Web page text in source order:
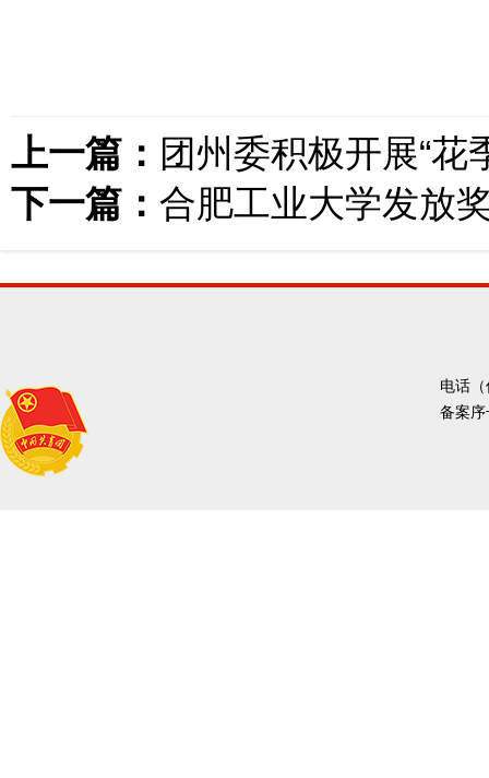
上一篇： 团州委积极开展“
下一篇： 合肥工业大学发放
电话
备案序